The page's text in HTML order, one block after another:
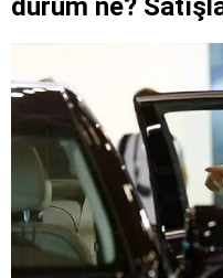
durum ne?